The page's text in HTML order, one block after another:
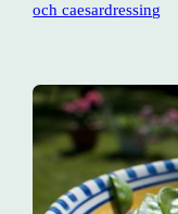
och caesardressing